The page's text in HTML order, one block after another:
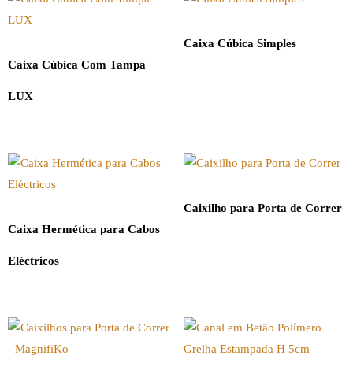
Caixa Cúbica Com Tampa
LUX
Caixa Cúbica Simples
Caixa Hermética para Cabos
Eléctricos
Caixilho para Porta de Correr